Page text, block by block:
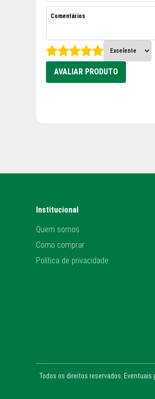
AVALIAR PRODUTO
Institucional
Quem somos
Como comprar
Política de privacidade
Todos os direitos reservados.